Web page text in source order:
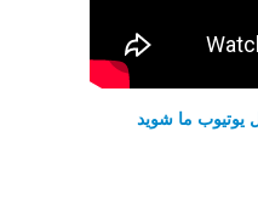
یوتیوب ما شوید